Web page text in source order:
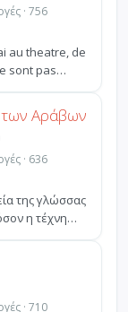
· 756
au theatre, de
sont pas
των Αράβων
· 636
της γλώσσας
η τέχνη
· 710